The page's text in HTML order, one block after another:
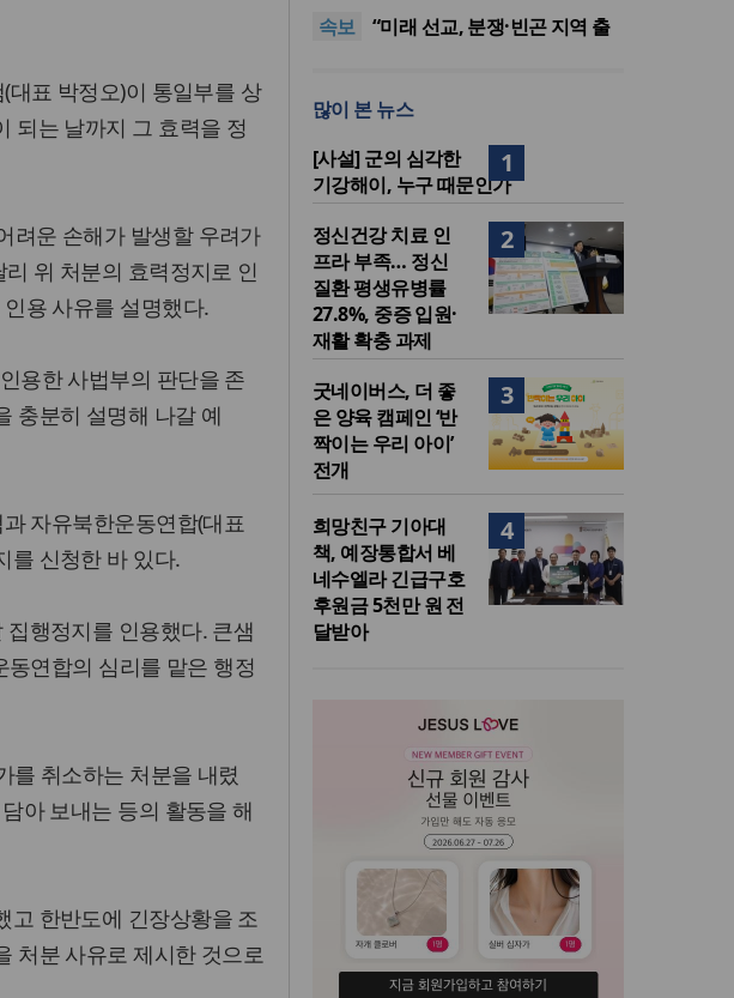
대표 박정오)이 통일부를 상
되는 날까지 그 효력을 정
려운 손해가 발생할 우려가
위 처분의 효력정지로 인
용 사유를 설명했다.
용한 사법부의 판단을 존
충분히 설명해 나갈 예
자유북한운동연합(대표
를 신청한 바 있다.
행정지를 인용했다. 큰샘
연합의 심리를 맡은 행정
를 취소하는 처분을 내렸
아 보내는 등의 활동을 해
고 한반도에 긴장상황을 조
처분 사유로 제시한 것으로
속보
“미사일 속에서도 복음은 전해
“미래 선교, 분쟁·빈곤 지역 출
발
말씀은 같은데 왜 열매는 다를
美 이민구금센터에 억류됐던
한인 목회자 석방돼
많이 본 뉴스
1
[사설] 군의 심각한
기강해이, 누구 때문인가
2
정신건강 치료 인
프라 부족… 정신
질환 평생유병률
27.8%, 중증 입원·
재활 확충 과제
3
굿네이버스, 더 좋
은 양육 캠페인 ‘반
짝이는 우리 아이’
전개
4
희망친구 기아대
책, 예장통합서 베
네수엘라 긴급구호
후원금 5천만 원 전
달받아